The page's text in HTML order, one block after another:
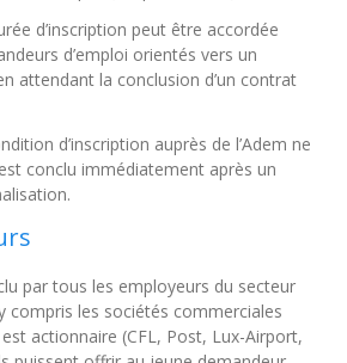
d’inscription peut être accordée
d’emploi orientés vers un
attendant la conclusion d’un contrat
d’inscription auprès de l’Adem ne
est conclu immédiatement après un
par tous les employeurs du secteur
compris les sociétés commerciales
est actionnaire (CFL, Post, Lux-Airport,